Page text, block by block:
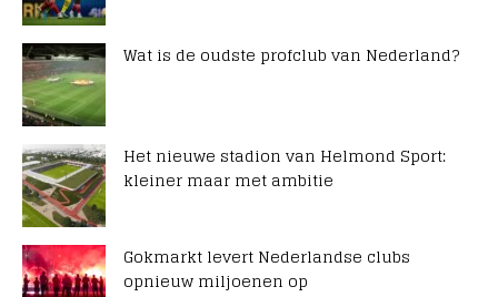
Wat is de oudste profclub van Nederland?
Het nieuwe stadion van Helmond Sport:
kleiner maar met ambitie
Gokmarkt levert Nederlandse clubs
opnieuw miljoenen op